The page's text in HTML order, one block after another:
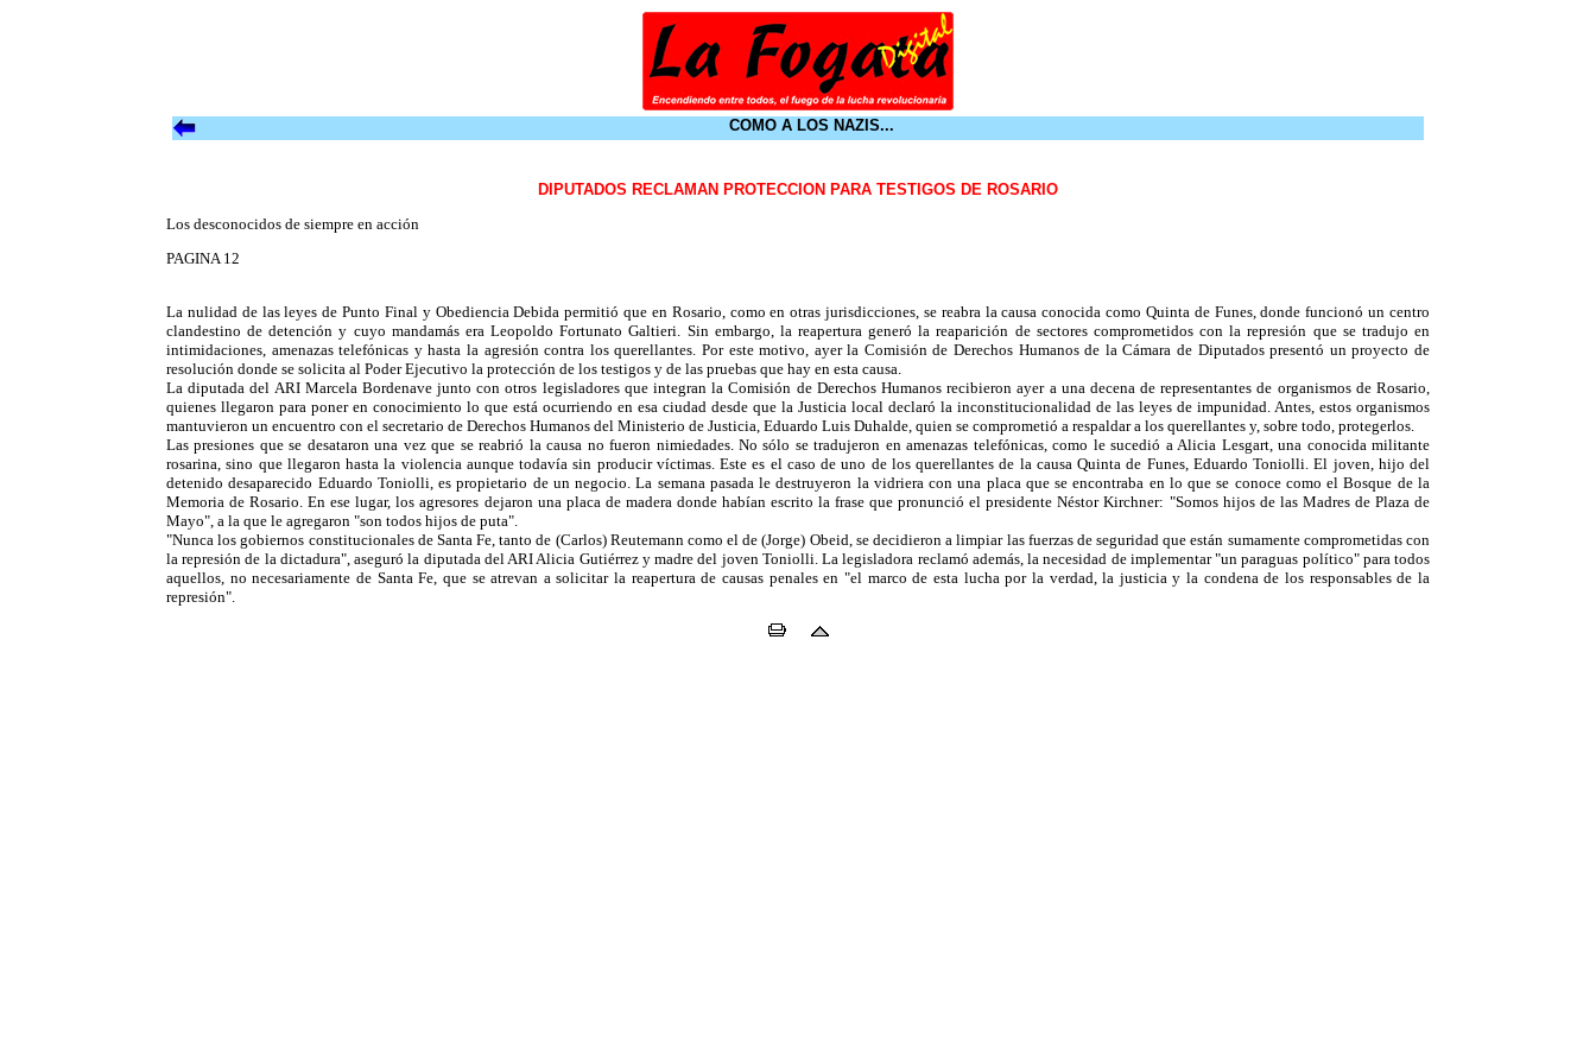
COMO A LOS NAZIS...
DIPUTADOS RECLAMAN PROTECCION PARA TESTIGOS DE ROSARIO
Los desconocidos de siempre en acción
PAGINA 12
La nulidad de las leyes de Punto Final y Obediencia Debida permitió que en Rosario, como en otras jurisdicciones, se reabra la causa conocida como Quinta de Funes, donde funcionó un centro
clandestino de detención y cuyo mandamás era Leopoldo Fortunato Galtieri. Sin embargo, la reapertura generó la reaparición de sectores comprometidos con la represión que se tradujo en
intimidaciones, amenazas telefónicas y hasta la agresión contra los querellantes. Por este motivo, ayer la Comisión de Derechos Humanos de la Cámara de Diputados presentó un proyecto de
resolución donde se solicita al Poder Ejecutivo la protección de los testigos y de las pruebas que hay en esta causa.
La diputada del ARI Marcela Bordenave junto con otros legisladores que integran la Comisión de Derechos Humanos recibieron ayer a una decena de representantes de organismos de Rosario,
quienes llegaron para poner en conocimiento lo que está ocurriendo en esa ciudad desde que la Justicia local declaró la inconstitucionalidad de las leyes de impunidad. Antes, estos organismos
mantuvieron un encuentro con el secretario de Derechos Humanos del Ministerio de Justicia, Eduardo Luis Duhalde, quien se comprometió a respaldar a los querellantes y, sobre todo, protegerlos.
Las presiones que se desataron una vez que se reabrió la causa no fueron nimiedades. No sólo se tradujeron en amenazas telefónicas, como le sucedió a Alicia Lesgart, una conocida militante
rosarina, sino que llegaron hasta la violencia aunque todavía sin producir víctimas. Este es el caso de uno de los querellantes de la causa Quinta de Funes, Eduardo Toniolli. El joven, hijo del
detenido desaparecido Eduardo Toniolli, es propietario de un negocio. La semana pasada le destruyeron la vidriera con una placa que se encontraba en lo que se conoce como el Bosque de la
Memoria de Rosario. En ese lugar, los agresores dejaron una placa de madera donde habían escrito la frase que pronunció el presidente Néstor Kirchner: "Somos hijos de las Madres de Plaza de
Mayo", a la que le agregaron "son todos hijos de puta".
"Nunca los gobiernos constitucionales de Santa Fe, tanto de (Carlos) Reutemann como el de (Jorge) Obeid, se decidieron a limpiar las fuerzas de seguridad que están sumamente comprometidas con
la represión de la dictadura", aseguró la diputada del ARI Alicia Gutiérrez y madre del joven Toniolli. La legisladora reclamó además, la necesidad de implementar "un paraguas político" para todos
aquellos, no necesariamente de Santa Fe, que se atrevan a solicitar la reapertura de causas penales en "el marco de esta lucha por la verdad, la justicia y la condena de los responsables de la
represión".